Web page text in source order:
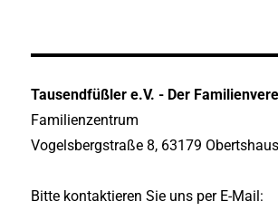
Tausendfüßler e.V. - Der
Familienzentrum
Vogelsbergstraße 8, 63179
Bitte kontaktieren Sie uns per E-Mail: